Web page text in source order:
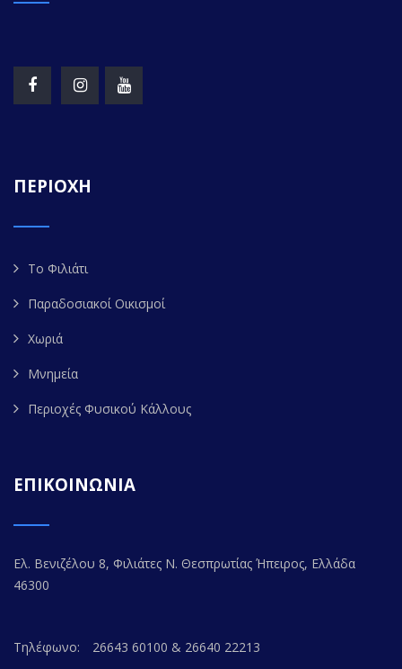
ΠΕΡΙΟΧΗ
Το Φιλιάτι
Παραδοσιακοί Οικισμοί
Χωριά
Μνημεία
Περιοχές Φυσικού Κάλλους
ΕΠΙΚΟΙΝΩΝΙΑ
Ελ. Βενιζέλου 8, Φιλιάτες Ν. Θεσπρωτίας Ήπειρος, Ελλάδα
46300
Τηλέφωνο:
26643 60100 & 26640 22213